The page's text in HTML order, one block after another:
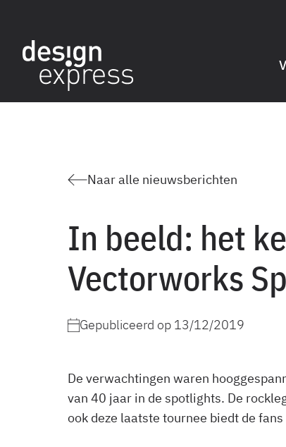
Naar alle nieuwsberichten
In beeld: het
Vectorworks
Gepubliceerd op 13/12/2019
De verwachtingen waren
van 40 jaar in de spotlights. De
ook deze laatste tournee biedt de